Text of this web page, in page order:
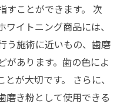
すことができます。 次
イトニング商品には、
う施術に近いもの、歯磨
があります。歯の色によ
が大切です。 さらに、
磨き粉として使用できる